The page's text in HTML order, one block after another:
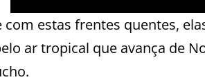
estas frentes quentes,
ar tropical que avança de